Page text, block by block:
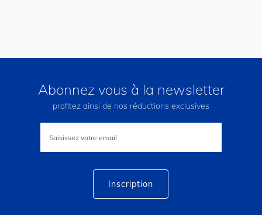
Abonnez vous à la newsletter
profitez ainsi de nos réductions exclusives
lettre
Inscription